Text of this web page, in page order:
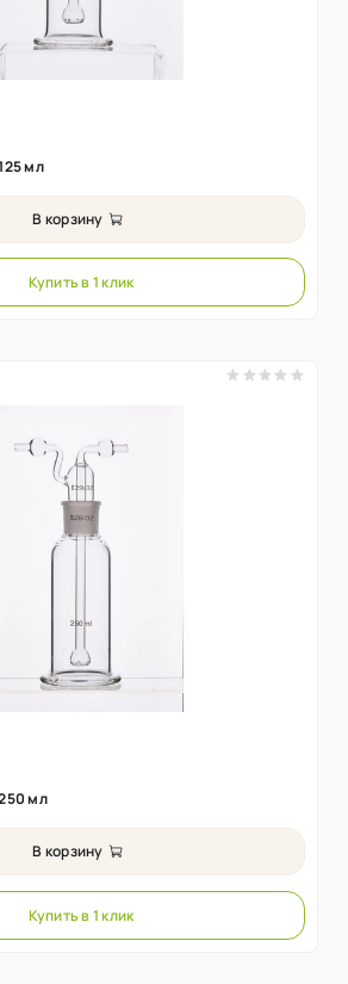
мл
В корзину
Купить в 1 клик
мл
В корзину
Купить в 1 клик